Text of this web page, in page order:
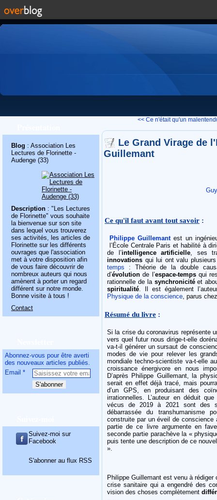
Blog : Association Les
Lectures de Florinette -
Audenge (33)
Description : "Les Lectures
de Florinette" vous souhaite
la bienvenue sur son site
dans lequel vous trouverez
ses activités, les articles de
Florinette sur les différents
ouvrages que l'association
met à votre disposition afin
de vous faire découvrir de
nombreux auteurs qui nous
amènent à porter un regard
différent sur notre monde.
Bonne visite à tous !
Contact
Abonnez-vous pour être averti
des nouveaux articles publiés.
Email
Suivez-moi sur
Facebook
S'abonner au flux RSS
<< Ce n'était qu'un
Le Grand Virage de
Guillemant
Ce qu'il faut avant tout savoir :
Philippe Guillemant est un
l’École Centrale Paris et habilité à
de l’intelligence artificielle, ses
innovations qui lui ont valu
temps : Théorie de la double
d’évolution de l’espace-tempsqui
rationnelle de la synchronicitéet
spiritualité. Il est également
Physique de la conscience, parus
Résumé du livre :
Si la crise du coronavirus représente
vers quel futur nous dirige-t-elle
va-t-il générer un sursaut de
modes de vie pour relever les
mondiale techno-scientiste va-t-elle
croissance énergivore en nous
D’après Philippe Guillemant, la
serait en effet déjà tracé, mais
d’un GPS, en produisant des
irrationnelles. L’auteur en déduit
vécus de 2019 à 2021 sont des
débarrassée du transhumanisme
construite par un éveil de conscience
partie de ce livre argumente en
seconde partie parachève la «
puis tente une description de ce
».
Philippe Guillemant est venu à
crise sanitaire qui a engendré des
vision des choses complètement